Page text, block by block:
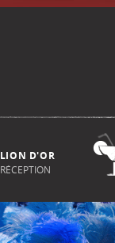
LION D'OR
RÉCEPTION